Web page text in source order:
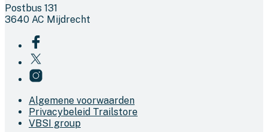
Postbus 131
3640 AC Mijdrecht
Algemene voorwaarden
Privacybeleid Trailstore
VBSI group